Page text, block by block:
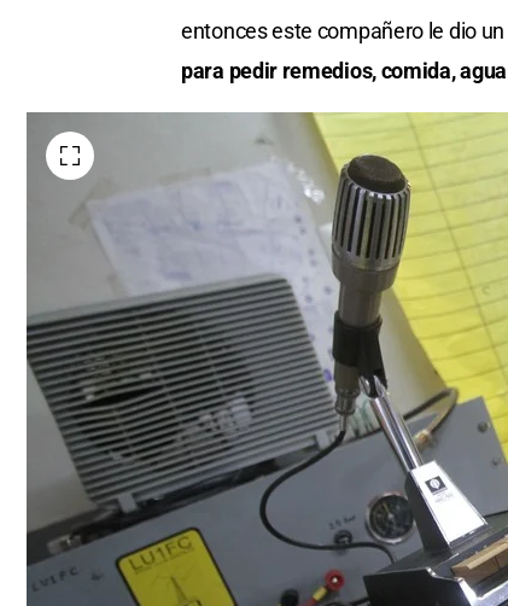
entonces este compañero le dio un
para pedir remedios, comida,